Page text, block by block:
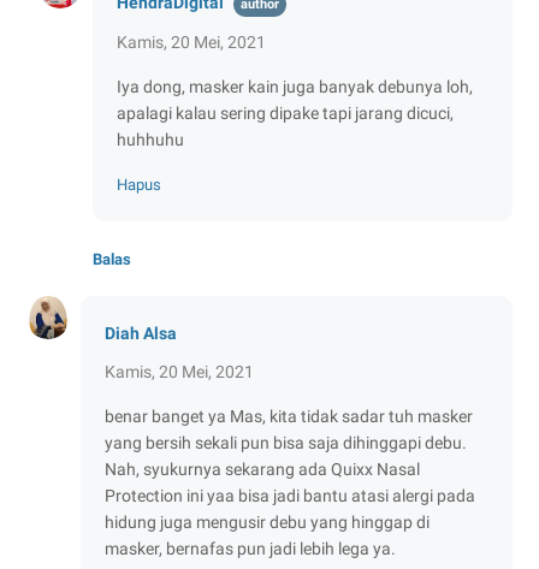
Kamis, 20 Mei, 2021
Iya dong, masker kain juga banyak debunya loh,
apalagi kalau sering dipake tapi jarang dicuci,
huhhuhu
Hapus
Balas
Diah Alsa
Kamis, 20 Mei, 2021
benar banget ya Mas, kita tidak sadar tuh masker
yang bersih sekali pun bisa saja dihinggapi debu.
Nah, syukurnya sekarang ada Quixx Nasal
Protection ini yaa bisa jadi bantu atasi alergi pada
hidung juga mengusir debu yang hinggap di
masker, bernafas pun jadi lebih lega ya.